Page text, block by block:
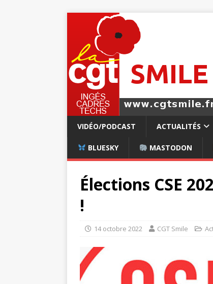
VIDÉO/PODCAST ACTUALITÉS
BLUESKY MASTODON
Élections CSE
!
14 octobre 2022 CGT Smile